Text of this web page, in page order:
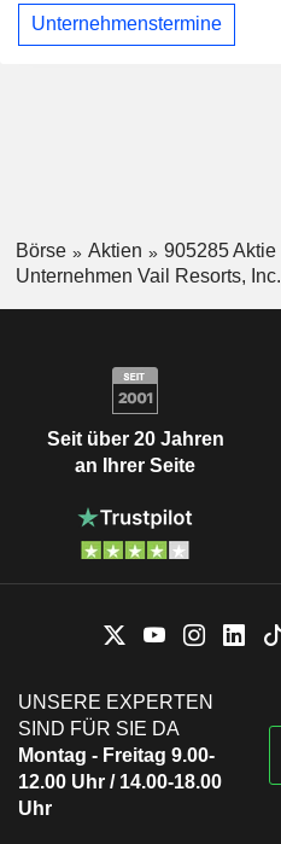
Unternehmenstermine
Börse Aktien
905285 Aktie
Unternehmen Vail Resorts, Inc.
Seit über 20 Jahren
an Ihrer Seite
UNSERE EXPERTEN
SIND FÜR SIE DA
Montag - Freitag 9.00-
12.00 Uhr / 14.00-18.00
Uhr